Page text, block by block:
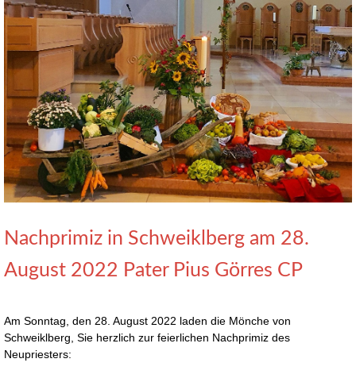
Nachprimiz in Schweiklberg am 28.
August 2022 Pater Pius Görres CP
Am Sonntag, den 28. August 2022 laden die Mönche von
Schweiklberg, Sie herzlich zur feierlichen Nachprimiz des
Neupriesters: